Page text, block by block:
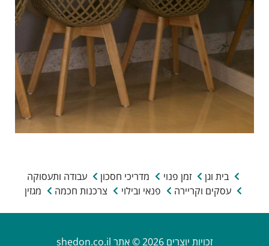
בית וגן זמן פנוי מדריכי חסכון
עבודה ותעסוקה
עסקים וקריירה
פנאי ובילוי צרכנות חכמה מגזין
זכויות יוצרים 2026 © אתר shedon.co.il